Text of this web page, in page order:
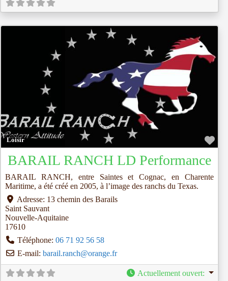
Loisir
BARAIL RANCH LD Performance
BARAIL RANCH, entre Saintes et Cognac, en Charente
Maritime, a été créé en 2005, à l’image des ranchs du Texas.
Adresse: 13 chemin des Barails
Saint Sauvant
Nouvelle-Aquitaine
17610
Téléphone: 06 71 92 56 58
E-mail: barail.ranch@orange.fr
Actuellement ouvert: